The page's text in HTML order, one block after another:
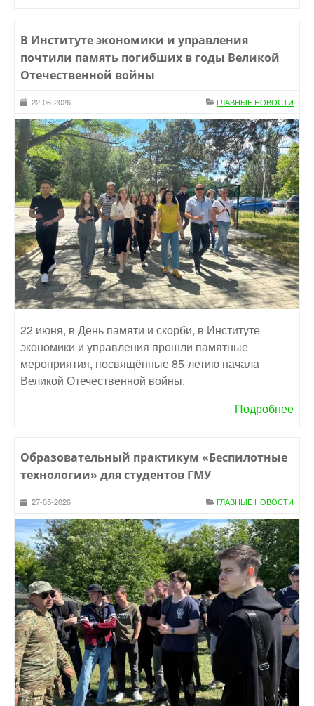
В Институте экономики и управления
почтили память погибших в годы Великой
Отечественной войны
22-06-2026 ГЛАВНЫЕ НОВОСТИ
22 июня, в День памяти и скорби, в Институте
экономики и управления прошли памятные
мероприятия, посвящённые 85-летию начала
Великой Отечественной войны.
Подробнее
Образовательный практикум «Беспилотные
технологии» для студентов ГМУ
27-05-2026 ГЛАВНЫЕ НОВОСТИ